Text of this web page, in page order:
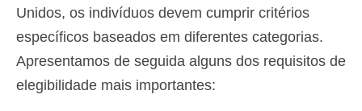
Unidos, os indivíduos devem cumprir critérios
específicos baseados em diferentes categorias.
Apresentamos de seguida alguns dos requisitos de
elegibilidade mais importantes: